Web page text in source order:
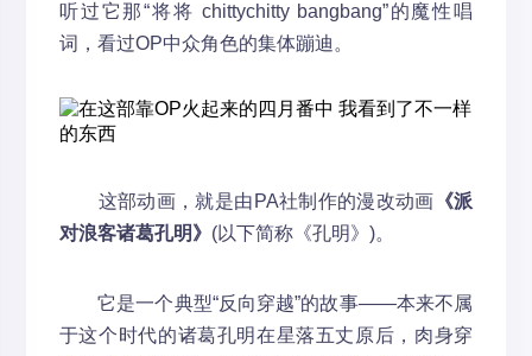
听过它那“将将 chittychitty bangbang”的魔性唱
词，看过OP中众角色的集体蹦迪。
这部动画，就是由PA社制作的漫改动画 《派
对浪客诸葛孔明》 (以下简称《孔明》)。
它是一个典型“反向穿越”的故事——本来不属
于这个时代的诸葛孔明在星落五丈原后，肉身穿